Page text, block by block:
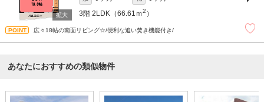
3階 2LDK（66.61ｍ2 ）
広々18帖の南面リビング☆/便利な追い焚き機能付き/
あなたにおすすめの類似物件